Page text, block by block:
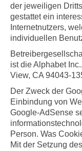
der jeweiligen
gestattet ein
Internetnutzers,
individuellen
ist die Alphabet
View, CA 94043-
Der Zweck der
Einbindung von
Google-AdSense
Person. Was
Mit der Setzung